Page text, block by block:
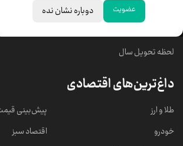
عضویت دوباره نشان نده
خبرهای مهم
لحظه تحویل سال
داغ‌ترین‌های اقتصادی
طلا و ارز
خودرو
پیش‌بینی
اقتصاد سبز